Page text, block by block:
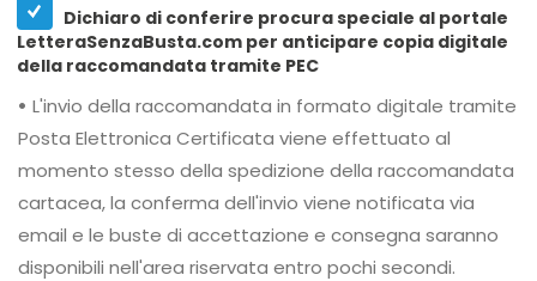
Dichiaro di conferire procura speciale al portale
LetteraSenzaBusta.com per anticipare copia digitale
della raccomandata tramite PEC
• L'invio della raccomandata in formato digitale tramite
Posta Elettronica Certificata viene effettuato al
momento stesso della spedizione della raccomandata
cartacea, la conferma dell'invio viene notificata via
email e le buste di accettazione e consegna saranno
disponibili nell'area riservata entro pochi secondi.